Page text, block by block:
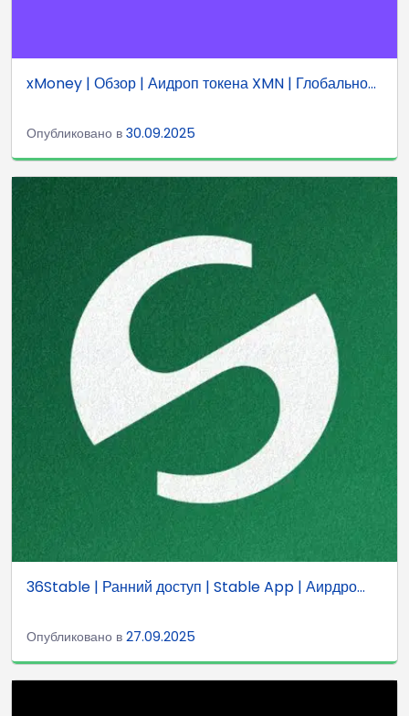
xMoney | Обзор | Аидроп токена XMN | Глобально...
Опубликовано в 30.09.2025
36Stable | Ранний доступ | Stable App | Аирдро...
Опубликовано в 27.09.2025